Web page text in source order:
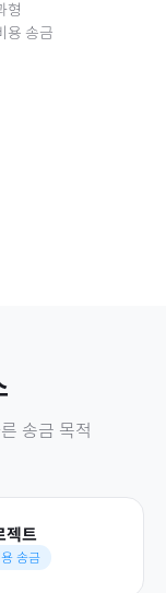
형
용 송금
송금 목적
젝트
송금